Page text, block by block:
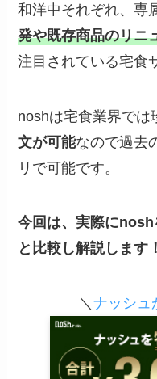
和洋中それぞれ、専
発や既存商品のリニ
注目されている宅食
noshは宅食業界では
文が可能なので過去
リで可能です。
今回は、実際にnosh
と比較し解説します！
＼ ナッシュ